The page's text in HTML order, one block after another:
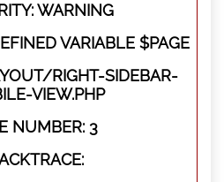
WARNING
VARIABLE $PAGE
RIGHT-SIDEBAR-
VIEW.PHP
NUMBER: 3